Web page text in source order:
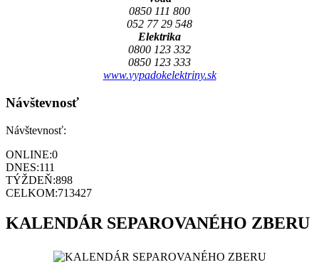
0850 111 800
052 77 29 548
Elektrika
0800 123 332
0850 123 333
www.vypadokelektriny.sk
Návštevnosť
Návštevnosť:
ONLINE:0
DNES:111
TÝŽDEŇ:898
CELKOM:713427
KALENDÁR SEPAROVANÉHO ZBERU